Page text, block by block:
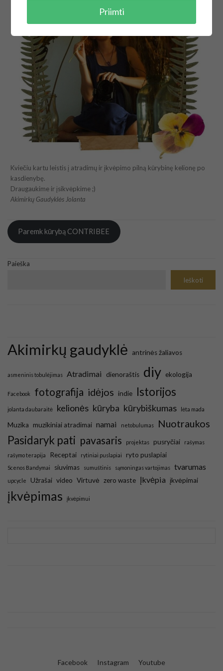
Kviečiu kartu leistis į atradimų ir įkvėpimo pilną kūrybinę kelionę po
kasdienybę.
Draugaukime ir įsikvėpkime ;)
Akimirkų Gaudyklės Jolanta
Paremk kūrybą CONTRIBEE
Paieška
Ieškoti
Akimirkų gaudyklė antrinės žaliavos
asmeninis tobulėjimas Atradimai dienoraštis diy ekologija
Facebook fotografija idėjos indie Istorijos
jolanta daubaraitė kelionės kūryba kūrybiškumas lėta mada
Muzika muzikiniai atradimai namai netobulumas Nuotraukos
Pasidaryk pati pavasaris projektas pusryčiai
rašymas
rašymo terapija
Receptai rytiniai puslapiai ryto puslapiai
Scenos Bandymai siuvimas sumuštinis sąmoningas vartojimas tvarumas
upcycle Užrašai video Virtuvė zero waste Įkvėpia įkvėpimai
įkvėpimas įkvėpimui
Facebook Instagram Youtube
Priimti